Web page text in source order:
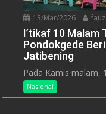
13/Mar/2026
I’tikaf 10 Malam
Pondokgede
Jatibening
Pada Kamis malam,
Nasional